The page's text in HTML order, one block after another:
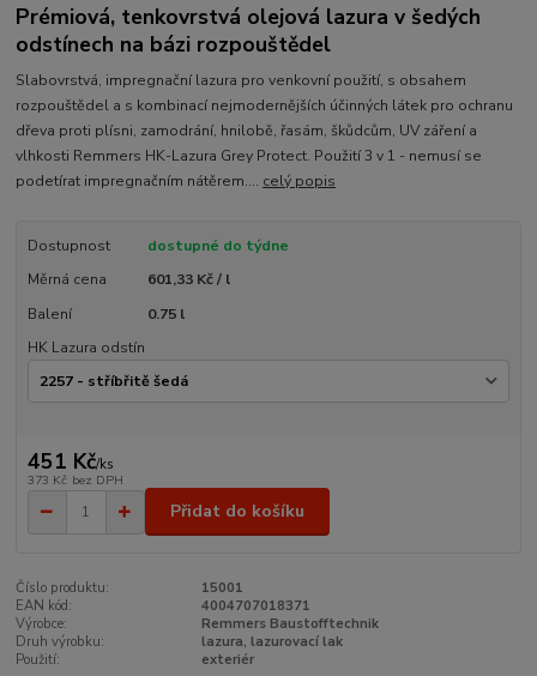
Prémiová, tenkovrstvá olejová lazura v šedých
odstínech na bázi rozpouštědel
Slabovrstvá, impregnační lazura pro venkovní použití, s obsahem
rozpouštědel a s kombinací nejmodernějších účinných látek pro ochranu
dřeva proti plísni, zamodrání, hnilobě, řasám, škůdcům, UV záření a
vlhkosti Remmers HK-Lazura Grey Protect. Použití 3 v 1 - nemusí se
podetírat impregnačním nátěrem.... celý popis
Dostupnost
dostupné do týdne
Měrná cena
601,33 Kč / l
Balení
0.75 l
HK Lazura odstín
451 Kč/ks
373 Kč bez DPH
Přidat do košíku
Číslo produktu:
15001
EAN kód:
4004707018371
Výrobce:
Remmers Baustofftechnik
Druh výrobku:
lazura, lazurovací lak
Použití:
exteriér